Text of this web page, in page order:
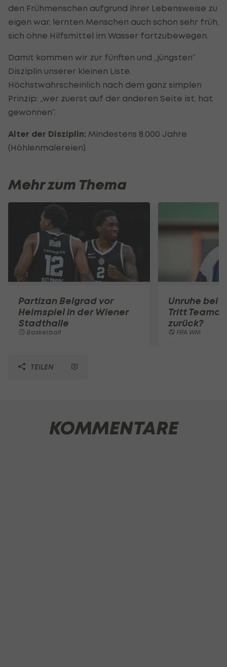
den Frühmenschen aufgrund ihrer Lebensweise zu
eigen war, lernten Menschen auch schon sehr früh,
sich ohne Hilfsmittel im Wasser fortzubewegen.
Damit kommen wir zur fünften und „jüngsten“
Disziplin unserer kleinen Liste.
Höchstwahrscheinlich nach dem ganz simplen
Prinzip: „wer zuerst auf der anderen Seite ist, hat
gewonnen“.
Alter der Disziplin: Mindestens 8.000 Jahre
(Höhlenmalereien).
Mehr zum Thema
Partizan Belgrad vor
Heimspiel in der Wiener
Stadthalle
Basketball
Unruhe bei
Tritt
zurück?
FIFA WM
TEILEN
KOMMENTARE